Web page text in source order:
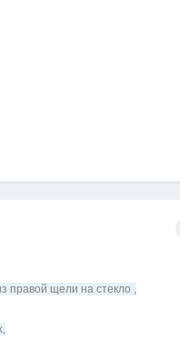
правой щели на стекло ,